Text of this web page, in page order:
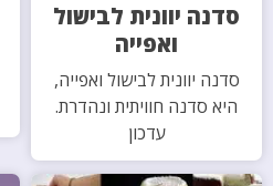
סדנה יוונית לבישול
ואפייה
סדנה יוונית לבישול ואפייה,
היא סדנה חוויתית ונהדרת.
עדכון